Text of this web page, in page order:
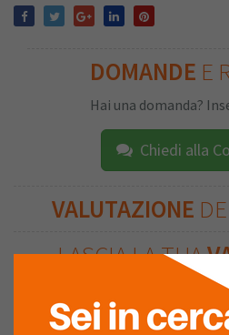
DOMANDE E
Hai una domanda?
Chiedi alla
VALUTAZIONE
LASCIA LA TUA
La tua Valutazione